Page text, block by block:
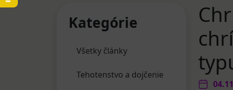
Kategórie
Všetky články
Tehotenstvo a dojčenie